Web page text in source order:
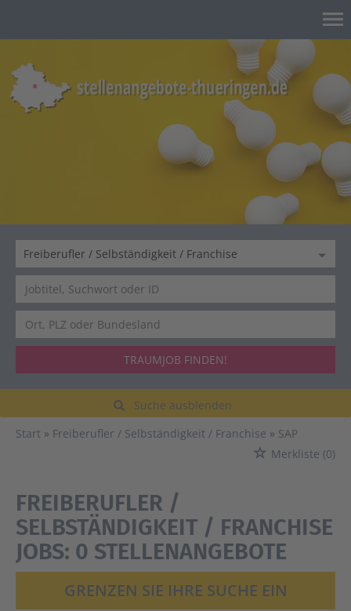
TRAUMJOB FINDEN!
Suche ausblenden
Start
Freiberufler / Selbständigkeit / Franchise
SAP
Merkliste (0)
FREIBERUFLER /
SELBSTÄNDIGKEIT / FRANCHISE
JOBS: 0 STELLENANGEBOTE
GRENZEN SIE IHRE SUCHE EIN